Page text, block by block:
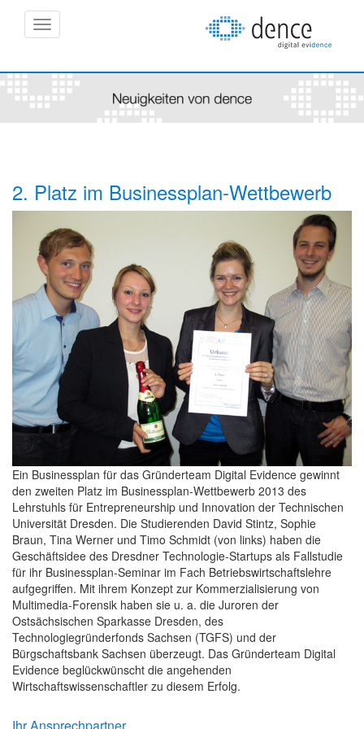
Navigation
2. Platz im Businessplan-Wettbewerb
Ein Businessplan für das Gründerteam Digital Evidence gewinnt
den zweiten Platz im Businessplan-Wettbewerb 2013 des
Lehrstuhls für Entrepreneurship und Innovation der Technischen
Universität Dresden. Die Studierenden David Stintz, Sophie
Braun, Tina Werner und Timo Schmidt (von links) haben die
Geschäftsidee des Dresdner Technologie-Startups als Fallstudie
für ihr Businessplan-Seminar im Fach Betriebswirtschaftslehre
aufgegriffen. Mit ihrem Konzept zur Kommerzialisierung von
Multimedia-Forensik haben sie u. a. die Juroren der
Ostsächsischen Sparkasse Dresden, des
Technologiegründerfonds Sachsen (TGFS) und der
Bürgschaftsbank Sachsen überzeugt. Das Gründerteam Digital
Evidence beglückwünscht die angehenden
Wirtschaftswissenschaftler zu diesem Erfolg.
Ihr Ansprechpartner